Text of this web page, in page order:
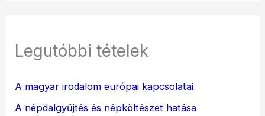
Legutóbbi tételek
A magyar irodalom európai kapcsolatai
A népdalgyűjtés és népköltészet hatása